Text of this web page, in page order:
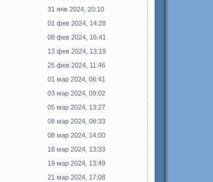
31 янв 2024, 20:10
01 фев 2024, 14:28
08 фев 2024, 16:41
13 фев 2024, 13:19
25 фев 2024, 11:46
01 мар 2024, 06:41
03 мар 2024, 09:02
05 мар 2024, 13:27
08 мар 2024, 08:33
08 мар 2024, 14:00
18 мар 2024, 13:33
19 мар 2024, 13:49
21 мар 2024, 17:08